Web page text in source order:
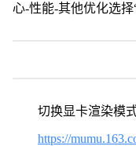
心-性能-其他优化选择
切换显卡渲染模
https://